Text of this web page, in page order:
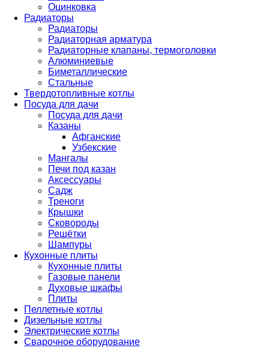
Оцинковка
Радиаторы
Радиаторы
Радиаторная арматура
Радиаторные клапаны, термоголовки
Алюминиевые
Биметаллические
Стальные
Твердотопливные котлы
Посуда для дачи
Посуда для дачи
Казаны
Афганские
Узбекские
Мангалы
Печи под казан
Аксессуары
Садж
Треноги
Крышки
Сковороды
Решётки
Шампуры
Кухонные плиты
Кухонные плиты
Газовые панели
Духовые шкафы
Плиты
Пеллетные котлы
Дизельные котлы
Электрические котлы
Сварочное оборудование